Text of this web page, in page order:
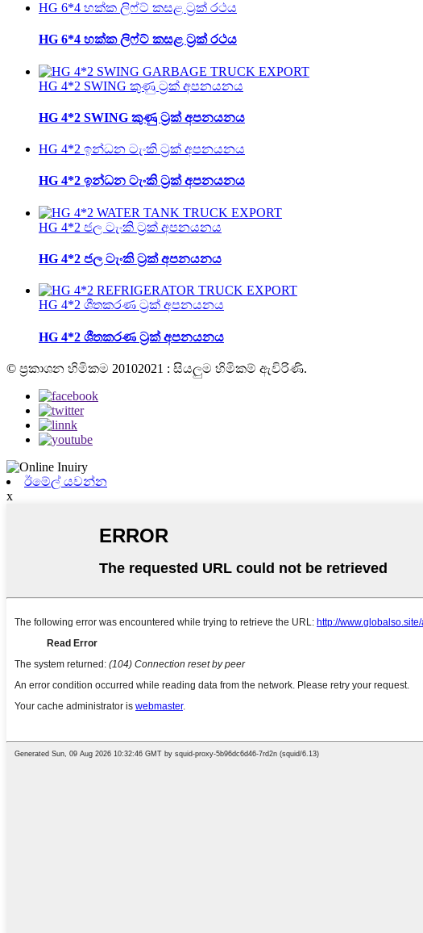
HG 6*4 හක්ක ලිෆ්ට් කසළ ට්‍රක් රථය
HG 6*4 හක්ක ලිෆ්ට් කසළ ට්‍රක් රථය
HG 4*2 SWING කුණු ට්‍රක් අපනයනය
HG 4*2 SWING කුණු ට්‍රක් අපනයනය
HG 4*2 ඉන්ධන ටැංකි ට්‍රක් අපනයනය
HG 4*2 ඉන්ධන ටැංකි ට්‍රක් අපනයනය
HG 4*2 ජල ටැංකි ට්‍රක් අපනයනය
HG 4*2 ජල ටැංකි ට්‍රක් අපනයනය
HG 4*2 ශීතකරණ ට්‍රක් අපනයනය
HG 4*2 ශීතකරණ ට්‍රක් අපනයනය
© ප්‍රකාශන හිමිකම 20102021 : සියලුම හිමිකම් ඇවිරිණි.
ඊමේල් යවන්න
x